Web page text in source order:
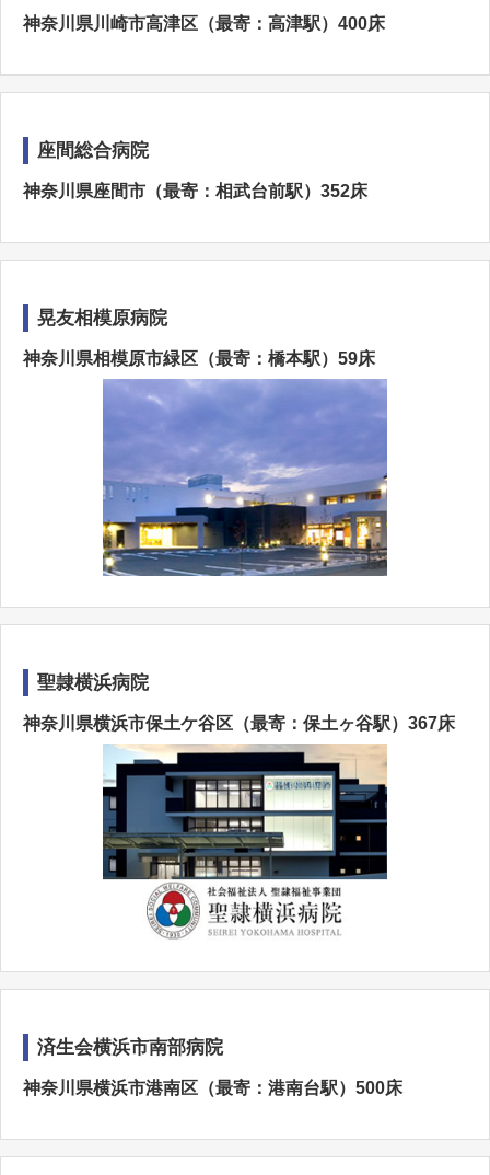
神奈川県川崎市高津区（最寄：高津駅）400床
座間総合病院
神奈川県座間市（最寄：相武台前駅）352床
晃友相模原病院
神奈川県相模原市緑区（最寄：橋本駅）59床
聖隷横浜病院
神奈川県横浜市保土ケ谷区（最寄：保土ヶ谷駅）367床
済生会横浜市南部病院
神奈川県横浜市港南区（最寄：港南台駅）500床